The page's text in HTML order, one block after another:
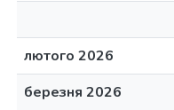
лютого 2026
березня 2026